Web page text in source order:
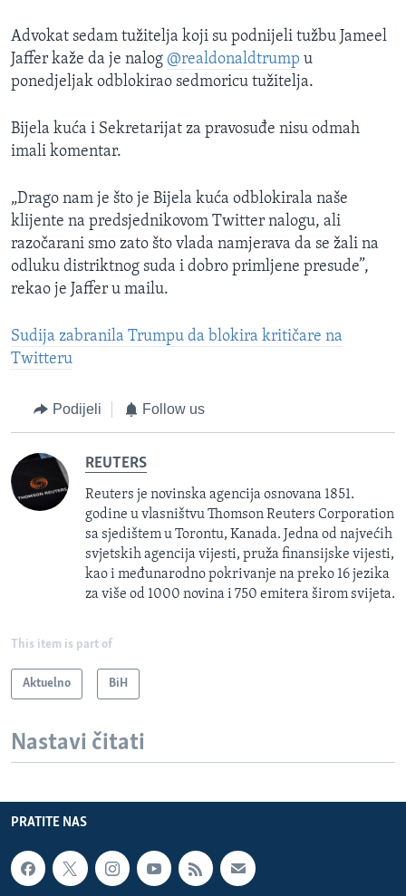
Advokat sedam tužitelja koji su podnijeli tužbu Jameel
Jaffer kaže da je nalog @realdonaldtrump u
ponedjeljak odblokirao sedmoricu tužitelja.
Bijela kuća i Sekretarijat za pravosuđe nisu odmah
imali komentar.
„Drago nam je što je Bijela kuća odblokirala naše
klijente na predsjednikovom Twitter nalogu, ali
razočarani smo zato što vlada namjerava da se žali na
odluku distriktnog suda i dobro primljene presude”,
rekao je Jaffer u mailu.
Sudija zabranila Trumpu da blokira kritičare na
Twitteru
Podijeli Follow us
REUTERS
Reuters je novinska agencija osnovana 1851.
godine u vlasništvu Thomson Reuters Corporation
sa sjedištem u Torontu, Kanada. Jedna od najvećih
svjetskih agencija vijesti, pruža finansijske vijesti,
kao i međunarodno pokrivanje na preko 16 jezika
za više od 1000 novina i 750 emitera širom svijeta.
This item is part of
Aktuelno BiH
Nastavi čitati
PRATITE NAS